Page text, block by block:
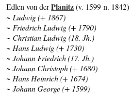
Edlen von derPlanitz(v. 1599-n. 1842)
~ Ludwig (+ 1867)
~ Friedrich Ludwig (+ 1790)
~ Christian Ludwig (18. Jh.)
~ Hans Ludwig (+ 1730)
~ Johann Friedrich (17. Jh.)
~ Johann Christoph (+ 1680)
~ Hans Heinrich (+ 1674)
~ Johann George (+ 1599)